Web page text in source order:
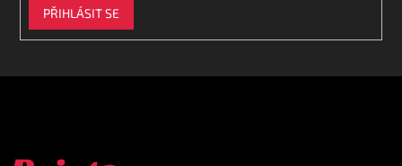
PŘIHLÁSIT SE